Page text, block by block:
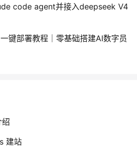
code agent并接入deepseek V4
键部署教程｜零基础搭建AI数字员
建站